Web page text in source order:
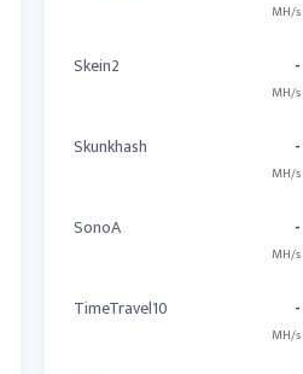
MH/s
Skein2 -
MH/s
Skunkhash -
MH/s
SonoA -
MH/s
TimeTravel10 -
MH/s